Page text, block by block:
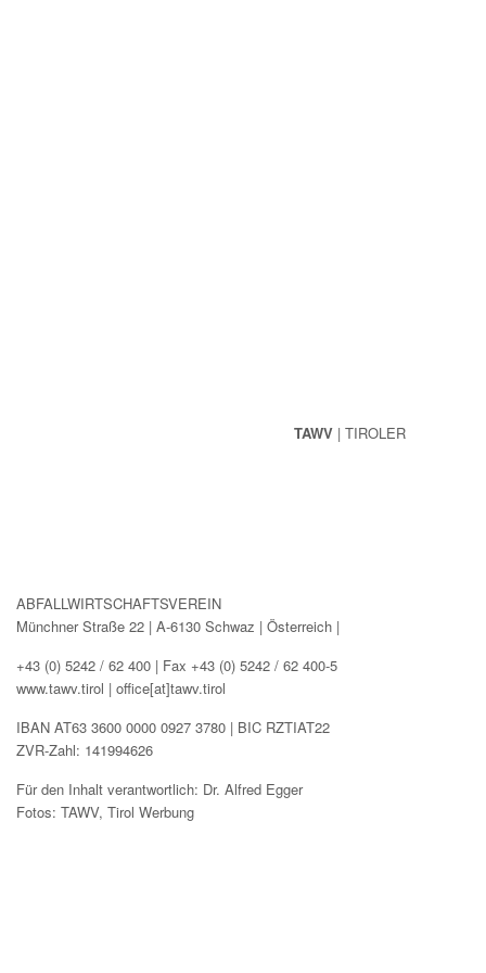
TAWV | TIROLER
ABFALLWIRTSCHAFTSVEREIN
Münchner Straße 22 | A-6130 Schwaz | Österreich |
+43 (0) 5242 / 62 400 | Fax +43 (0) 5242 / 62 400-5
www.tawv.tirol | office[at]tawv.tirol
IBAN AT63 3600 0000 0927 3780 | BIC RZTIAT22
ZVR-Zahl: 141994626
Für den Inhalt verantwortlich: Dr. Alfred Egger
Fotos: TAWV, Tirol Werbung